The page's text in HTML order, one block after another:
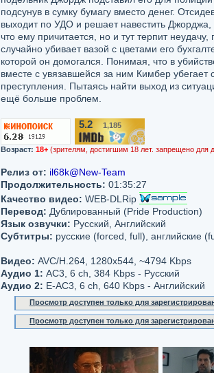
подсунув в сумку бумагу вместо денег.
выходит по УДО и решает навестить Джорджа,
что ему причитается, но и тут терпит
случайно убивает вазой с цветами его
которой он домогался. Понимая, что в
вместе с увязавшейся за ним Кимбер убегает
преступления. Пытаясь найти выход из
ещё больше проблем.
5.2 1,185
Возраст: 18+ (зрителям, достигшим 18 лет. запрещено для
Релиз от: il68k@New-Team
Продолжительность: 01:35:27
Качество видео: WEB-DLRip
Перевод: Дублированный (Pride Production)
Язык озвучки: Русский, Английский
Субтитры: русские (forced, full), английские
Видео: AVC/H.264, 1280x544, ~4794 Kbps
Аудио 1: AC3, 6 ch, 384 Kbps - Русский
Аудио 2: E-AC3, 6 ch, 640 Kbps - Английский
Просмотр доступен только для
Просмотр доступен только для